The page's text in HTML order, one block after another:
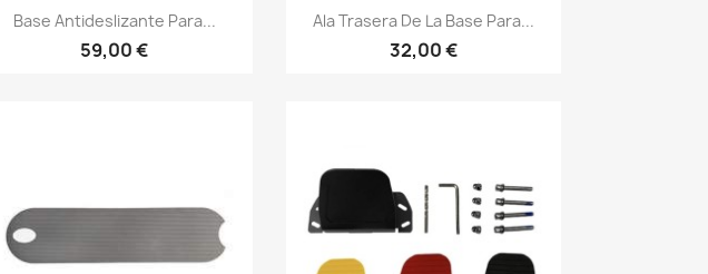
Vista rápida
Base Antideslizante Para...
59,00 €
Vista rápida
Ala Trasera De La Base Para...
32,00 €